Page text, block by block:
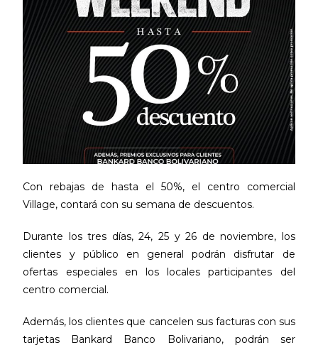
Con rebajas de hasta el 50%, el centro comercial
Village, contará con su semana de descuentos.
Durante los tres días, 24, 25 y 26 de noviembre, los
clientes y público en general podrán disfrutar de
ofertas especiales en los locales participantes del
centro comercial.
Además, los clientes que cancelen sus facturas con sus
tarjetas Bankard Banco Bolivariano, podrán ser